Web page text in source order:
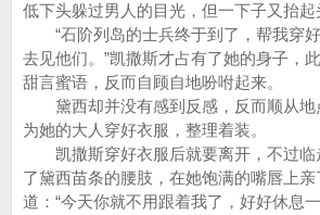
低下头躲过男人的目光，但一下子又抬起
“石阶列岛的士兵终于到了，帮我穿
去见他们。”凯撒斯才占有了她的身子，
甜言蜜语，反而自顾自地吩咐起来。
黛西却并没有感到反感，反而顺从地
为她的大人穿好衣服，整理着装。
凯撒斯穿好衣服后就要离开，不过临
了黛西苗条的腰肢，在她饱满的嘴唇上
道：“今天你就不用跟着我了，好好休息